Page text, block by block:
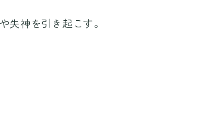
失神を引き起こす。